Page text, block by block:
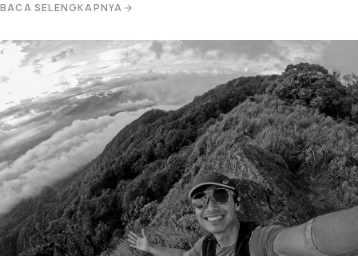
BACA SELENGKAPNYA